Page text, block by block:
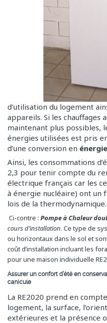
d’utilisation du logement
appareils. Si les chauffages
maintenant plus possibles,
énergies utilisées est pris
d’une conversion en
Ainsi, les consommations
2,3 pour tenir compte du
électrique français car les
à énergie nucléaire) ont un
lois de la thermodynamique.
Ci-contre : Pompe à Chaleur
cours d’installation. Ce type de
ou horizontaux dans le sol et
coût d’installation incluant les
pour une maison individuelle
Assurer un confort d’été en
canicule
La RE2020 prend en
logement, la surface,
extérieures et la présence